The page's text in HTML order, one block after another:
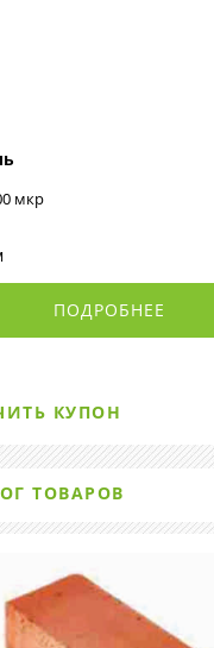
мкр
ПОДРОБНЕЕ
КУПОН
ТОВАРОВ